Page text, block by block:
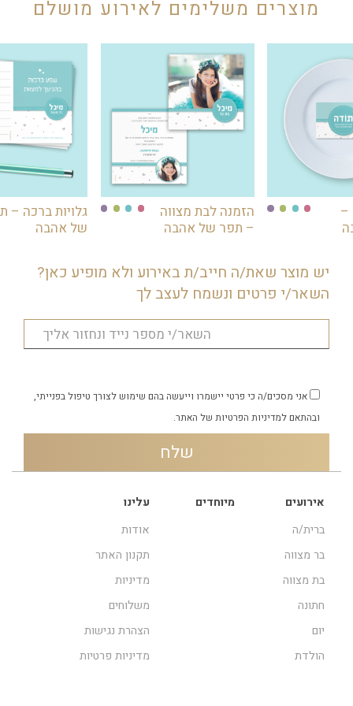
מוצרים משלימים לאירוע מושלם
–
הזמנה לבת מצווה
– תפר של אהבה
גלויות ברכה –
של אהבה
יש מוצר שאת/ה חייב/ת באירוע ולא מופיע כאן?
השאר/י פרטים ונשמח לעצב לך
אני מסכים/ה כי פרטי יישמרו וייעשה בהם שימוש לצורך טיפול בפנייתי,
ובהתאם למדיניות הפרטיות של האתר.
אירועים
ברית/ה
בר מצווה
בת מצווה
חתונה
יום
הולדת
מיוחדים
עלינו
אודות
תקנון האתר
מדיניות
משלוחים
הצהרת נגישות
מדיניות פרטיות